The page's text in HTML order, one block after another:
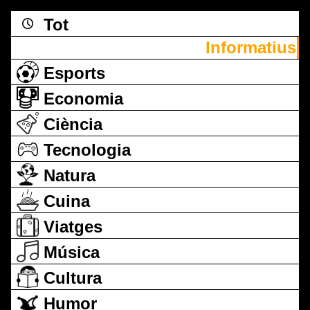
Tot
Informatius
Esports
Economia
Ciència
Tecnologia
Natura
Cuina
Viatges
Música
Cultura
Humor